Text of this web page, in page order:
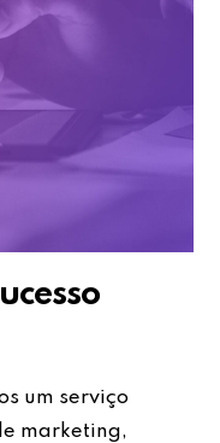
um serviço
marketing,